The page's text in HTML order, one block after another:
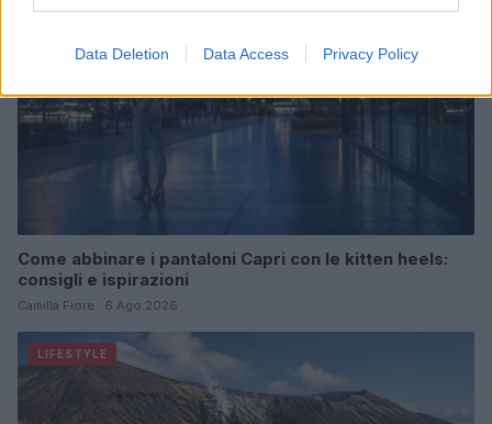
Data Deletion Data Access Privacy Policy
Come abbinare i pantaloni Capri con le kitten heels:
consigli e ispirazioni
Camilla Fiore · 6 Ago 2026
LIFESTYLE